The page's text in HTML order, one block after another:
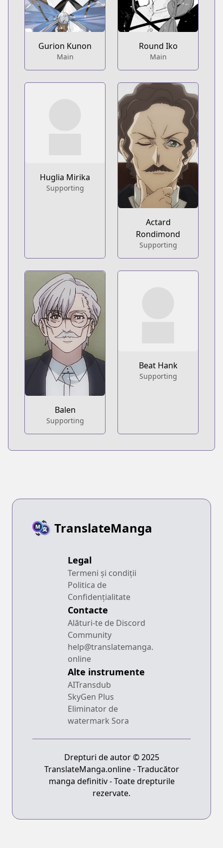
Gurion Kunon
Main
Round Iko
Main
Huglia Mirika
Supporting
Actard
Rondimond
Supporting
Balen
Supporting
Beat Hank
Supporting
TranslateManga
Legal
Termeni și condiții
Politica de
Confidențialitate
Contacte
Alături-te de Discord
Community
help@translatemanga.
online
Alte instrumente
AITransdub
SkyGen Plus
Eliminator de
watermark Sora
Drepturi de autor © 2025
TranslateManga.online - Traducător
manga definitiv - Toate drepturile
rezervate.